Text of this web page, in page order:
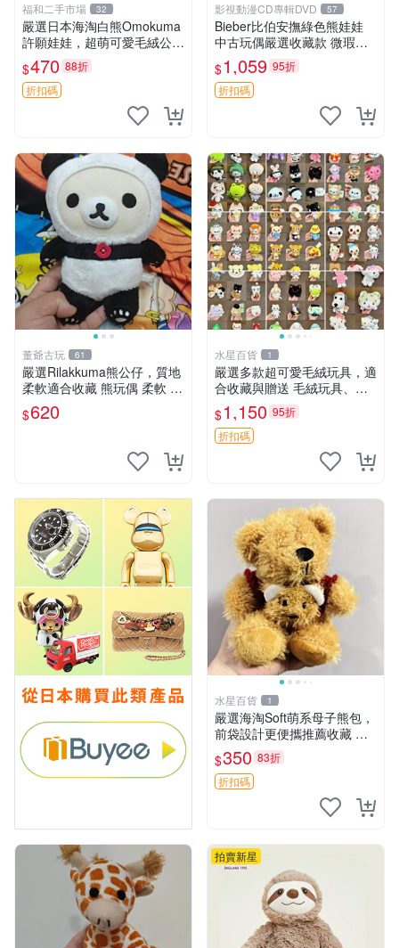
福和二手市場 32
嚴選日本海淘白熊Omokuma
許願娃娃，超萌可愛毛絨公仔
推薦收藏 白熊 Omokuma 毛
絨玩具 偽裝娃娃 玩具擺飾
$470 88折
折扣碼
影視動漫CD專輯DVD 57
Bieber比伯安撫綠色熊娃娃
中古玩偶嚴選收藏款 微瑕輕
度使用 Bieber綠熊娃娃 中古
玩偶 微瑕
$1,059 95折
折扣碼
董爺古玩 61
嚴選Rilakkuma熊公仔，質地
柔軟適合收藏 熊玩偶 柔軟 公
仔 收藏
$620
水星百貨 1
嚴選多款超可愛毛絨玩具，適
合收藏與贈送 毛絨玩具、抱
枕、公仔
$1,150 95折
折扣碼
水星百貨 1
嚴選海淘Soft萌系母子熊包，
前袋設計更便攜推薦收藏 母
子熊 軟綿綿 包包
$350 83折
折扣碼
拍賣新星